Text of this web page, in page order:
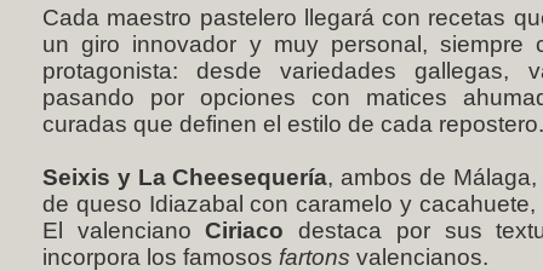
Cada maestro pastelero llegará con recetas
un giro innovador y muy personal, siempre
protagonista: desde variedades gallegas,
pasando por opciones con matices
curadas que definen el estilo de cada repostero.
Seixis y La Cheesequería, ambos de
de queso Idiazabal con caramelo y
El valencianoCiriaco destaca por sus
incorpora los famosos fartons valencianos.